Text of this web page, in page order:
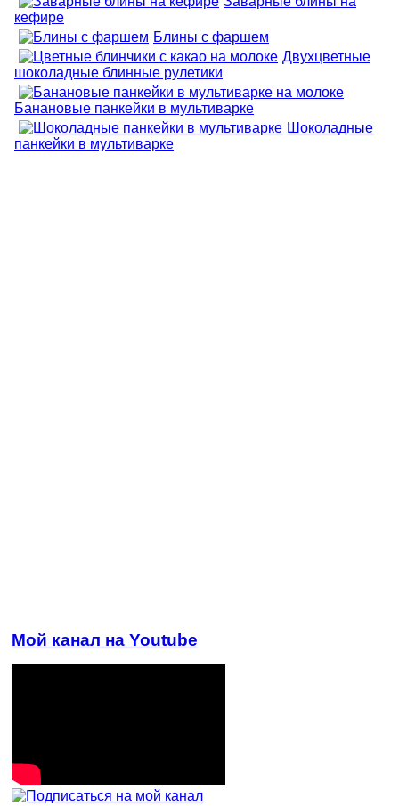
кефире
Блины с фаршем
Двухцветные
шоколадные блинные рулетики
Банановые панкейки в мультиварке
Шоколадные
панкейки в мультиварке
Мой канал на Youtube